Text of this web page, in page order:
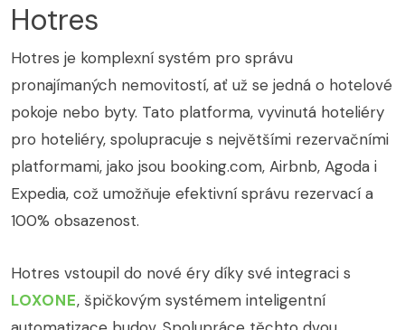
Hotres
Hotres je komplexní systém pro správu
pronajímaných nemovitostí, ať už se jedná o hotelové
pokoje nebo byty. Tato platforma, vyvinutá hoteliéry
pro hoteliéry, spolupracuje s největšími rezervačními
platformami, jako jsou booking.com, Airbnb, Agoda i
Expedia, což umožňuje efektivní správu rezervací a
100% obsazenost.
Hotres vstoupil do nové éry díky své integraci s
LOXONE, špičkovým systémem inteligentní